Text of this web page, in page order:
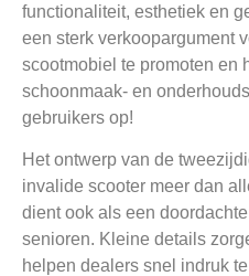
functionaliteit, esthetiek en
een sterk verkoopargument
scootmobiel te promoten en
schoonmaak- en
gebruikers op!
Het ontwerp van de
invalide scooter meer dan
dient ook als een
senioren. Kleine details
helpen dealers snel indruk